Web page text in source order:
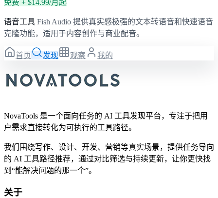
免费 + $14.99/月起
语音工具 Fish Audio 提供真实感极强的文本转语音和快速语音
克隆功能，适用于内容创作与商业配音。
首页 发现 观察 我的
NovaTools 是一个面向任务的 AI 工具发现平台，专注于把用
户需求直接转化为可执行的工具路径。
我们围绕写作、设计、开发、营销等真实场景，提供任务导向
的 AI 工具路径推荐，通过对比筛选与持续更新，让你更快找
到“能解决问题的那一个”。
关于